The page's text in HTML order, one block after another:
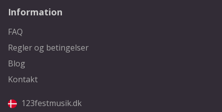
Information
FAQ
Regler og betingelser
Blog
Kontakt
123festmusik.dk